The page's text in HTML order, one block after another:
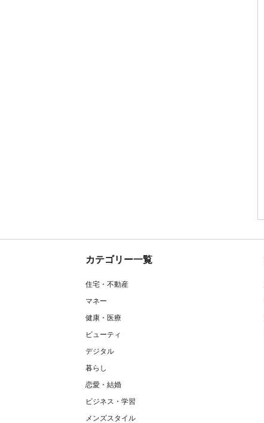
カテゴリー一覧
住宅・不動産
マネー
健康・医療
ビューティ
デジタル
暮らし
恋愛・結婚
ビジネス・学習
メンズスタイル